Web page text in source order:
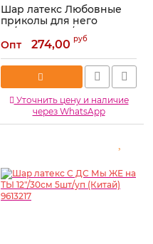
Шар латекс Любовные
приколы для него
12"/30см 25шт/уп
(Тайланд) Ч45134
Артикул: Ч45134
Опт 274,00 руб
Уточнить цену и наличие
через WhatsApp